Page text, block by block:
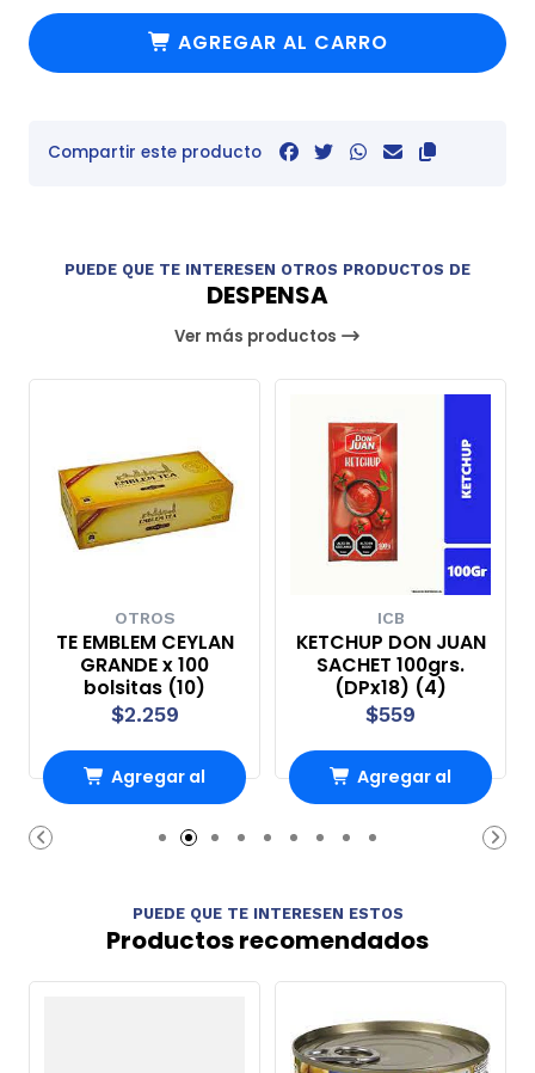
AGREGAR AL CARRO
Compartir este producto
PUEDE QUE TE INTERESEN OTROS PRODUCTOS DE
DESPENSA
Ver más productos
OTROS
TE EMBLEM CEYLAN
GRANDE x 100
bolsitas (10)
$2.259
Agregar al
Carro
ICB
KETCHUP DON JUAN
SACHET 100grs.
(DPx18) (4)
$559
Agregar al
Carro
PUEDE QUE TE INTERESEN ESTOS
Productos recomendados